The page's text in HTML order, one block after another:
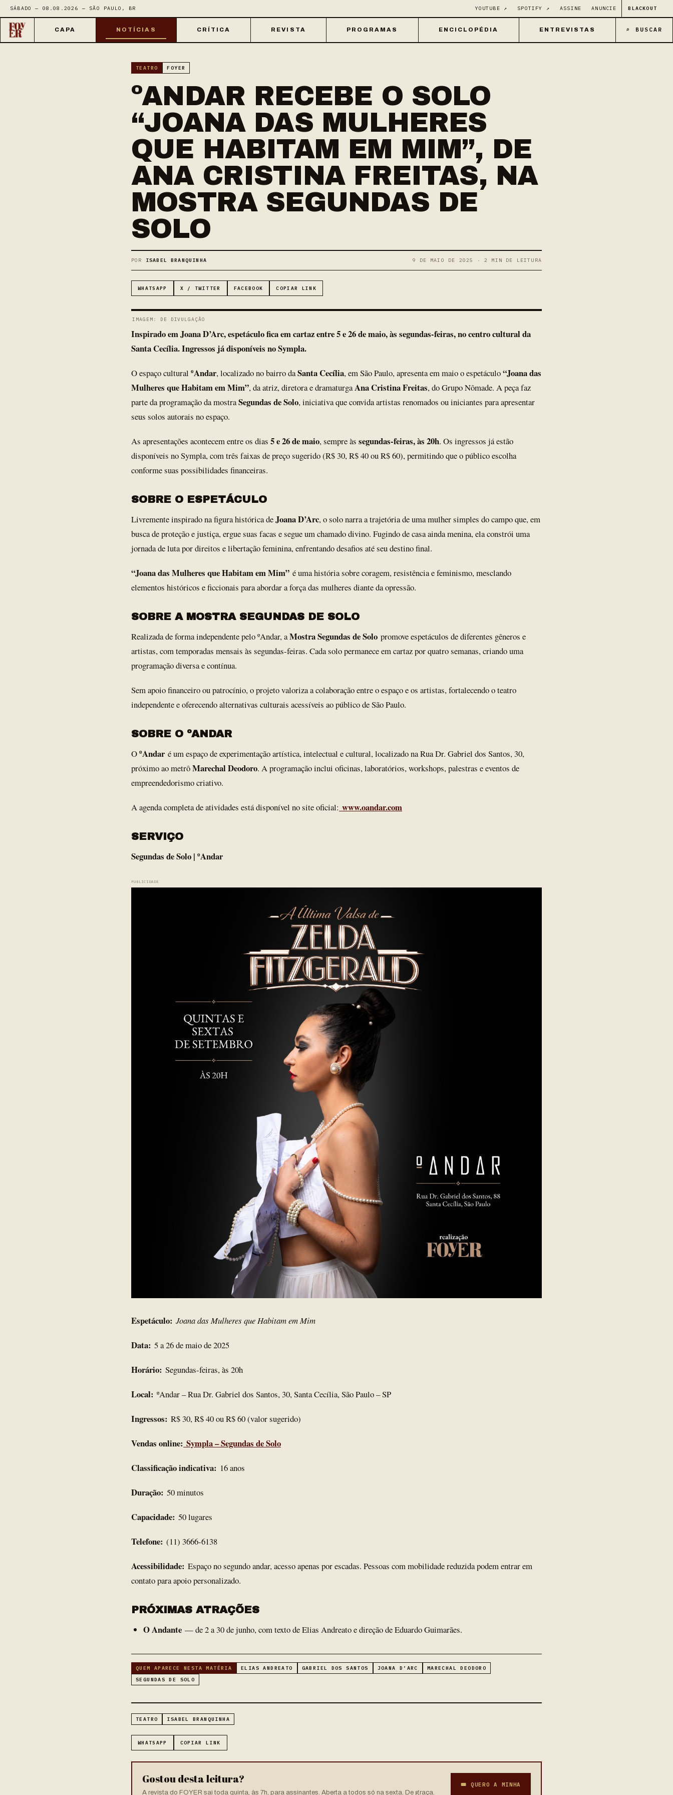
SÁBADO — 08.08.2026 — SÃO PAULO, BR YOUTUBE ↗ SPOTIFY ↗ ASSINE ANUNCIE BLACKOUT
CAPA NOTÍCIAS CRÍTICA REVISTA PROGRAMAS ENCICLOPÉDIA ENTREVISTAS ⌕ BUSCAR
TEATRO FOYER
ºANDAR RECEBE O SOLO
“JOANA DAS MULHERES
QUE HABITAM EM MIM”, DE
ANA CRISTINA FREITAS, NA
MOSTRA SEGUNDAS DE
SOLO
POR ISABEL BRANQUINHA 9 DE MAIO DE 2025 · 2 MIN DE LEITURA
WHATSAPP X / TWITTER FACEBOOK COPIAR LINK
IMAGEM: DE DIVULGAÇÃO
Inspirado em Joana D’Arc, espetáculo fica em cartaz entre 5 e 26 de maio, às segundas-feiras, no centro cultural da
Santa Cecília. Ingressos já disponíveis no Sympla.
O espaço cultural ºAndar, localizado no bairro daSanta Cecília, em São Paulo, apresenta em maio o espetáculo“Joana das
Mulheres que Habitam em Mim”, da atriz, diretora e dramaturgaAna Cristina Freitas, do Grupo Nômade. A peça faz
parte da programação da mostraSegundas de Solo, iniciativa que convida artistas renomados ou iniciantes para apresentar
seus solos autorais no espaço.
As apresentações acontecem entre os dias 5 e 26 de maio, sempre às segundas-feiras, às 20h. Os ingressos já estão
disponíveis no Sympla, com três faixas de preço sugerido (R$ 30, R$ 40 ou R$ 60), permitindo que o público escolha
conforme suas possibilidades financeiras.
SOBRE O ESPETÁCULO
Livremente inspirado na figura histórica deJoana D’Arc, o solo narra a trajetória de uma mulher simples do campo que, em
busca de proteção e justiça, ergue suas facas e segue um chamado divino. Fugindo de casa ainda menina, ela constrói uma
jornada de luta por direitos e libertação feminina, enfrentando desafios até seu destino final.
“Joana das Mulheres que Habitam em Mim” é uma história sobre coragem, resistência e feminismo, mesclando
elementos históricos e ficcionais para abordar a força das mulheres diante da opressão.
SOBRE A MOSTRA SEGUNDAS DE SOLO
Realizada de forma independente pelo ºAndar, aMostra Segundas de Solo promove espetáculos de diferentes gêneros e
artistas, com temporadas mensais às segundas-feiras. Cada solo permanece em cartaz por quatro semanas, criando uma
programação diversa e contínua.
Sem apoio financeiro ou patrocínio, o projeto valoriza a colaboração entre o espaço e os artistas, fortalecendo o teatro
independente e oferecendo alternativas culturais acessíveis ao público de São Paulo.
SOBRE O ºANDAR
OºAndaré um espaço de experimentação artística, intelectual e cultural, localizado na Rua Dr. Gabriel dos Santos, 30,
próximo ao metrôMarechal Deodoro. A programação inclui oficinas, laboratórios, workshops, palestras e eventos de
empreendedorismo criativo.
A agenda completa de atividades está disponível no site oficial: www.oandar.com
SERVIÇO
Segundas de Solo | ºAndar
PUBLICIDADE
Espetáculo: Joana das Mulheres que Habitam em Mim
Data: 5 a 26 de maio de 2025
Horário: Segundas-feiras, às 20h
Local: ºAndar – Rua Dr. Gabriel dos Santos, 30, Santa Cecília, São Paulo – SP
Ingressos: R$ 30, R$ 40 ou R$ 60 (valor sugerido)
Vendas online: Sympla – Segundas de Solo
Classificação indicativa: 16 anos
Duração: 50 minutos
Capacidade: 50 lugares
Telefone: (11) 3666-6138
Acessibilidade: Espaço no segundo andar, acesso apenas por escadas. Pessoas com mobilidade reduzida podem entrar em
contato para apoio personalizado.
PRÓXIMAS ATRAÇÕES
O Andante — de 2 a 30 de junho, com texto de Elias Andreato e direção de Eduardo Guimarães.
QUEM APARECE NESTA MATÉRIA ELIAS ANDREATO GABRIEL DOS SANTOS JOANA D’ARC
MARECHAL DEODORO
SEGUNDAS DE SOLO
TEATRO ISABEL BRANQUINHA
WHATSAPP COPIAR LINK
Gostou desta leitura?
A revista do FOYER sai toda quinta, às 7h, para assinantes. Aberta a todos só na sexta. De graça.
🎟 QUERO A MINHA